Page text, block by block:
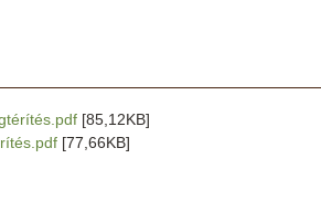
[85,12KB]
[77,66KB]